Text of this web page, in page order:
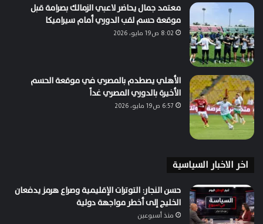
معتمد جمال يحاضر لاعبي الزمالك بصرامة قبل
موقعة حسم لقب الدوري أمام سيراميكا
8:02 ص19 مايو، 2026
الأهلي يصطدم بالمصري في موقعة الحسم
الأخيرة بالدوري المصري غداً
6:57 ص19 مايو، 2026
اخر الاخبار السياسية
حسن النجار: التوترات الإقليمية وصراع هرمز يدفعان
الخليج إلى أخطر مواجهة دولية
منذ أسبوعين